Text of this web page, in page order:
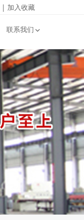
| 加入收藏
联系我们